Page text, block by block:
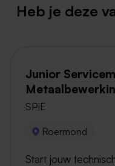
Heb je deze
Junior
SPIE
Roermond
Start jouw